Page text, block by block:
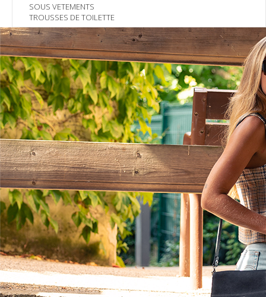
SOUS VETEMENTS
TROUSSES DE TOILETTE